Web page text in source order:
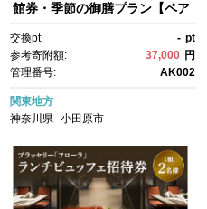
館券・季節の御膳プラン【ペア
各2名様分 お2人様 旅行 温
泉 日帰り 小田原駅近 季節の御
膳 24時間営業 年中無休 休
息 プレゼント 神奈川県 小田原
市 】
交換pt: - pt
参考寄附額:
37,000 円
管理番号:
AK002
関東地方
神奈川県 小田原市